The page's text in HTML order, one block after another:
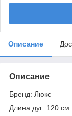
Описание
Описание
Бренд: Люкс
Длина дуг: 120 см